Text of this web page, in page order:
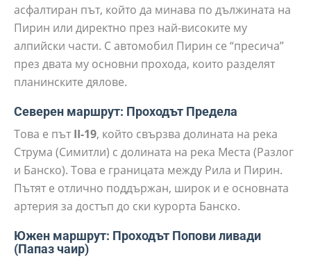
асфалтиран път, който да минава по дължината на
Пирин или директно през най-високите му
алпийски части. С автомобил Пирин се “пресича”
през двата му основни прохода, които разделят
планинските дялове.
Северен маршрут: Проходът Предела
Това е път II-19, който свързва долината на река
Струма (Симитли) с долината на река Места (Разлог
и Банско). Това е границата между Рила и Пирин.
Пътят е отлично поддържан, широк и е основната
артерия за достъп до ски курорта Банско.
Южен маршрут: Проходът Попови ливади
(Папаз чаир)